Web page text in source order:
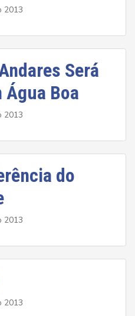
2013
Será
Boa
2013
do
2013
2013